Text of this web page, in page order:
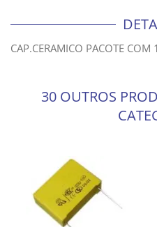
CAP.CERAMICO PACOTE
30 OUTROS